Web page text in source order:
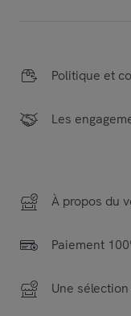
Politique et
Les
À propos du
Paiement
Une